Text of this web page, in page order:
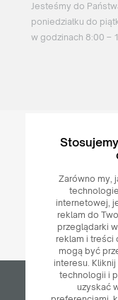
Jesteśmy do
poniedziałku do
w godzinach 8:00 –
© 2026MAXIM
Zarówno my,
internetowej,
reklam do
przeglądarki
reklam i treści
mogą być
interesu.
technologii i
uzyskać